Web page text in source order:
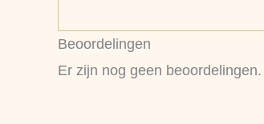
Beoordelingen
Er zijn nog geen beoordelingen.